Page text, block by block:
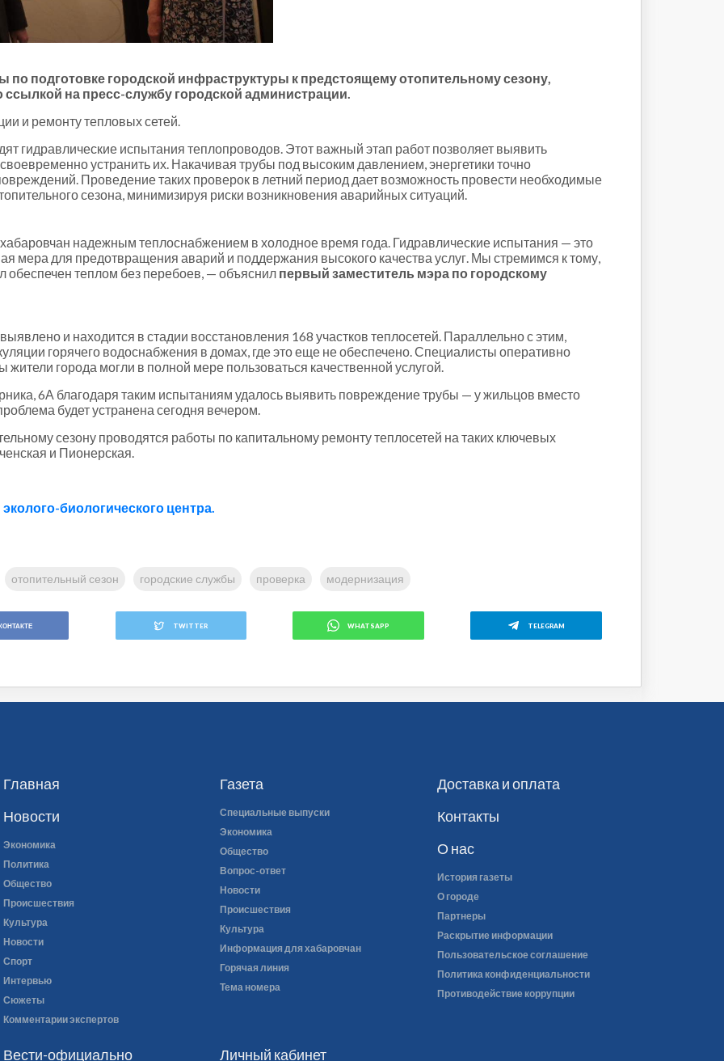
по подготовке городской инфраструктуры к предстоящему отопительному сезону,
на пресс-службу городской администрации.
и ремонту тепловых сетей.
гидравлические испытания теплопроводов. Этот важный этап работ позволяет выявить
устранить их. Накачивая трубы под высоким давлением, энергетики точно
Проведение таких проверок в летний период дает возможность провести необходимые
сезона, минимизируя риски возникновения аварийных ситуаций.
надежным теплоснабжением в холодное время года. Гидравлические испытания — это
мера для предотвращения аварий и поддержания высокого качества услуг. Мы стремимся к тому,
теплом без перебоев, — объяснил первый заместитель мэра по городскому
и находится в стадии восстановления 168 участков теплосетей. Параллельно с этим,
горячего водоснабжения в домах, где это еще не обеспечено. Специалисты оперативно
города могли в полной мере пользоваться качественной услугой.
6А благодаря таким испытаниям удалось выявить повреждение трубы — у жильцов вместо
будет устранена сегодня вечером.
сезону проводятся работы по капитальному ремонту теплосетей на таких ключевых
и Пионерская.
биологического центра.
отопительный сезон городские службы проверка модернизация
TWITTER WHATSAPP TELEGRAM
Личный кабинет
Главная
Новости
Экономика
Политика
Общество
Происшествия
Культура
Новости
Спорт
Интервью
Сюжеты
Комментарии экспертов
Газета
Специальные выпуски
Экономика
Общество
Вопрос-ответ
Новости
Происшествия
Культура
Информация для хабаровчан
Горячая линия
Тема номера
Доставка и оплата
Контакты
О нас
История газеты
О городе
Партнеры
Раскрытие информации
Пользовательское соглашение
Политика конфиденциальности
Противодействие коррупции
Вести-официально